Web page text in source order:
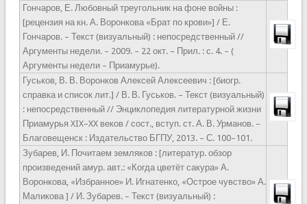
Гончаров, Е. Любовный треугольник на фоне войны :
[рецензия на кн. А. Воронкова «Брат по крови»] / Е.
Гончаров. – Текст (визуальный) : непосредственный //
Аргументы недели. – 2009. – 22 окт. – Прил. : с. 4. – (
Аргументы недели – Приамурье).
Гуськов, В. В. Воронков Алексей Алексеевич : [биогр.
справка и список лит.] / В. В. Гуськов. – Текст (визуальный)
: непосредственный // Энциклопедия литературной жизни
Приамурья XIX–XX веков / сост., вступ. ст. А. В. Урманов. –
Благовещенск : Издательство БГПУ, 2013. – С. 100–101.
Зубарев, И. Почитаем земляков : [литератур. обзор
произведений амур. авт.: «Когда цветёт сакура» А.
Воронкова, «Избранное» И. Игнатенко, «Острое чувство» А.
Маликова ] / И. Зубарев. – Текст (визуальный) :